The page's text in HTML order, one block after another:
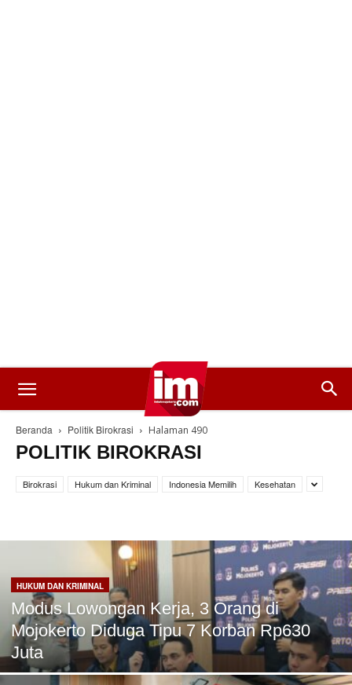
Beranda Politik Birokrasi Halaman 490
POLITIK BIROKRASI
Birokrasi Hukum dan Kriminal Indonesia Memilih Kesehatan
HUKUM DAN KRIMINAL
Modus Lowongan Kerja, 3 Orang di
Mojokerto Diduga Tipu 7 Korban Rp630
Juta